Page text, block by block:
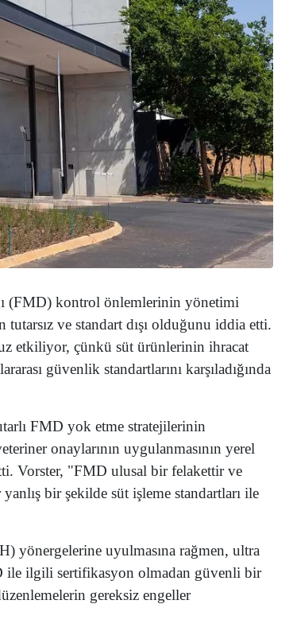
(FMD) kontrol önlemlerinin yönetimi
ve standart dışı olduğunu iddia etti.
etkiliyor, çünkü süt ürünlerinin ihracat
güvenlik standartlarını karşıladığında
FMD yok etme stratejilerinin
onaylarının uygulanmasının yerel
Vorster, "FMD ulusal bir felakettir ve
bir şekilde süt işleme standartları ile
yönergelerine uyulmasına rağmen, ultra
ile ilgili sertifikasyon olmadan güvenli bir
gereksiz engeller